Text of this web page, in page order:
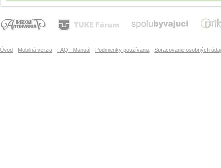
Úvod Mobilná verzia FAQ - Manuál Podmienky používania Spracovanie osobných